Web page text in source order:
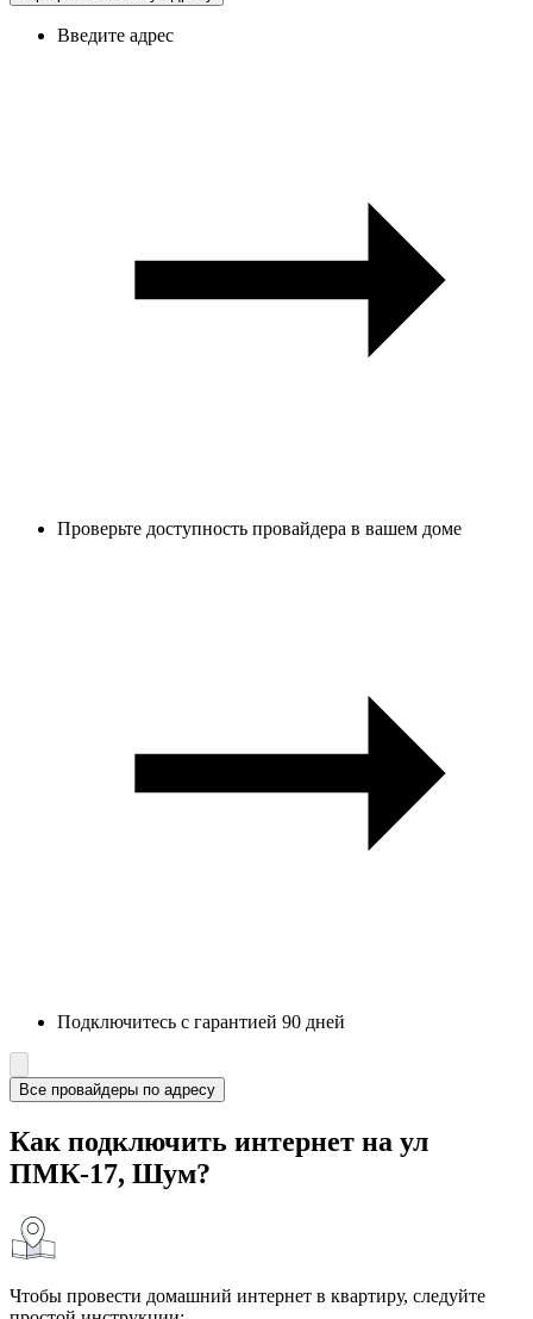
Введите адрес
Проверьте доступность провайдера в вашем доме
Подключитесь с гарантией 90 дней
Все провайдеры по адресу
Как подключить интернет на ул
ПМК-17, Шум?
Чтобы провести домашний интернет в квартиру, следуйте